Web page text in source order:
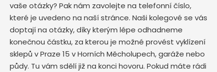
vaše otázky? Pak nám zavolejte na telefonní číslo,
které je uvedeno na naší stránce. Naši kolegové se vás
doptají na otázky, díky kterým lépe odhadneme
konečnou částku, za kterou je možné provést vyklízení
sklepů v Praze 15 v Horních Měcholupech, garáže nebo
půdy. Tu vám sdělí již na konci hovoru. Pokud máte rádi